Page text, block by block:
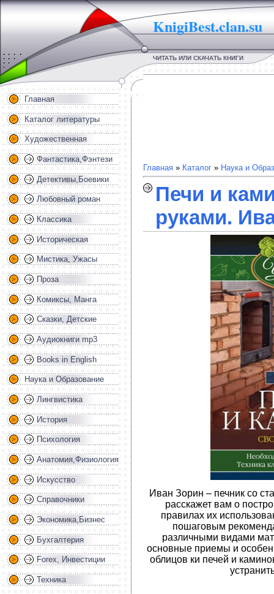
KnigiBest.clan.su
ЧИТАТЬ ИЛИ СКАЧАТЬ КНИГИ
Главная
Каталог литературы
Художественная
Фантастика,Фэнтези
Детективы,Боевики
Любовный роман
Классика
Историческая
Мистика, Ужасы
Проза
Комиксы, Манга
Сказки, Детские
Аудиокниги mp3
Books in English
Наука и Образование
Лингвистика
История
Психология
Анатомия,Физиология
Искусство
Справочники
Экономика,Бизнес
Бухгалтерия
Forex, Инвестиции
Техника
Главная » Каталог » Наука и
Печи и
руками.
Иван Зорин – печник со
расскажет вам о
правилах их
пошаговым
различными видами
основные приемы и
облицов ки печей и